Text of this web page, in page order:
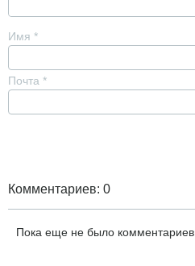
Имя *
Почта *
Комментариев: 0
Пока еще не было комментариев